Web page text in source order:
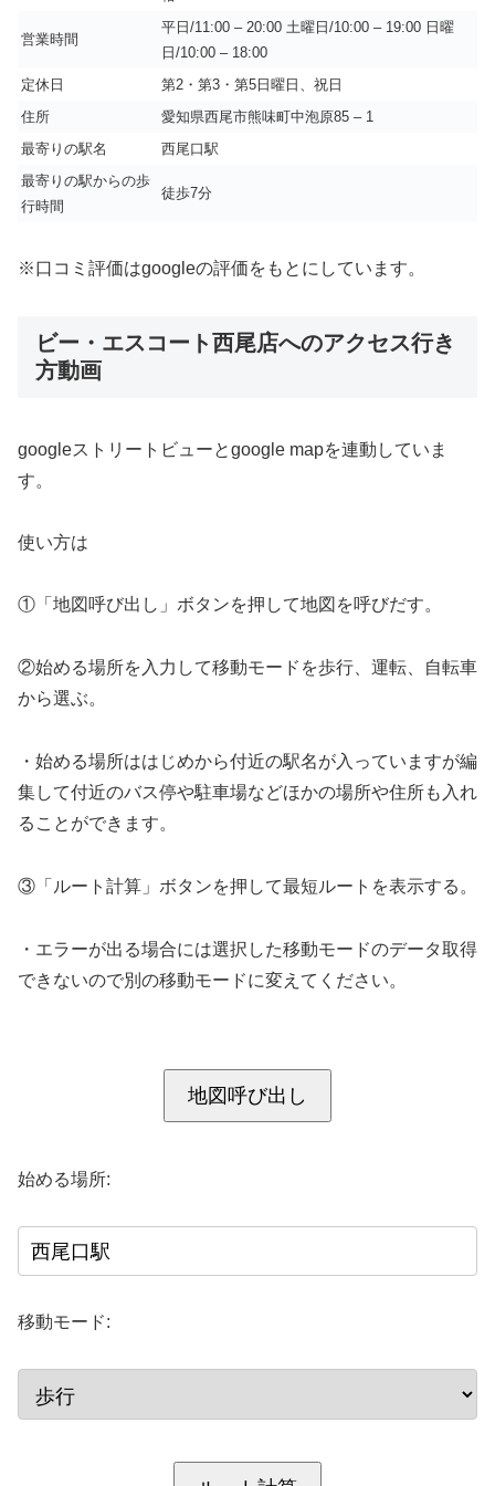
営業時間
平日/11:00 – 20:00 土曜日/10:00 – 19:00 日曜
日/10:00 – 18:00
定休日
第2・第3・第5日曜日、祝日
住所
愛知県西尾市熊味町中泡原85 – 1
最寄りの駅名
西尾口駅
最寄りの駅からの歩
行時間
徒歩7分
※口コミ評価はgoogleの評価をもとにしています。
ビー・エスコート西尾店へのアクセス行き
方動画
googleストリートビューとgoogle mapを連動していま
す。
使い方は
①「地図呼び出し」ボタンを押して地図を呼びだす。
②始める場所を入力して移動モードを歩行、運転、自転車
から選ぶ。
・始める場所ははじめから付近の駅名が入っていますが編
集して付近のバス停や駐車場などほかの場所や住所も入れ
ることができます。
③「ルート計算」ボタンを押して最短ルートを表示する。
・エラーが出る場合には選択した移動モードのデータ取得
できないので別の移動モードに変えてください。
地図呼び出し
始める場所:
移動モード: